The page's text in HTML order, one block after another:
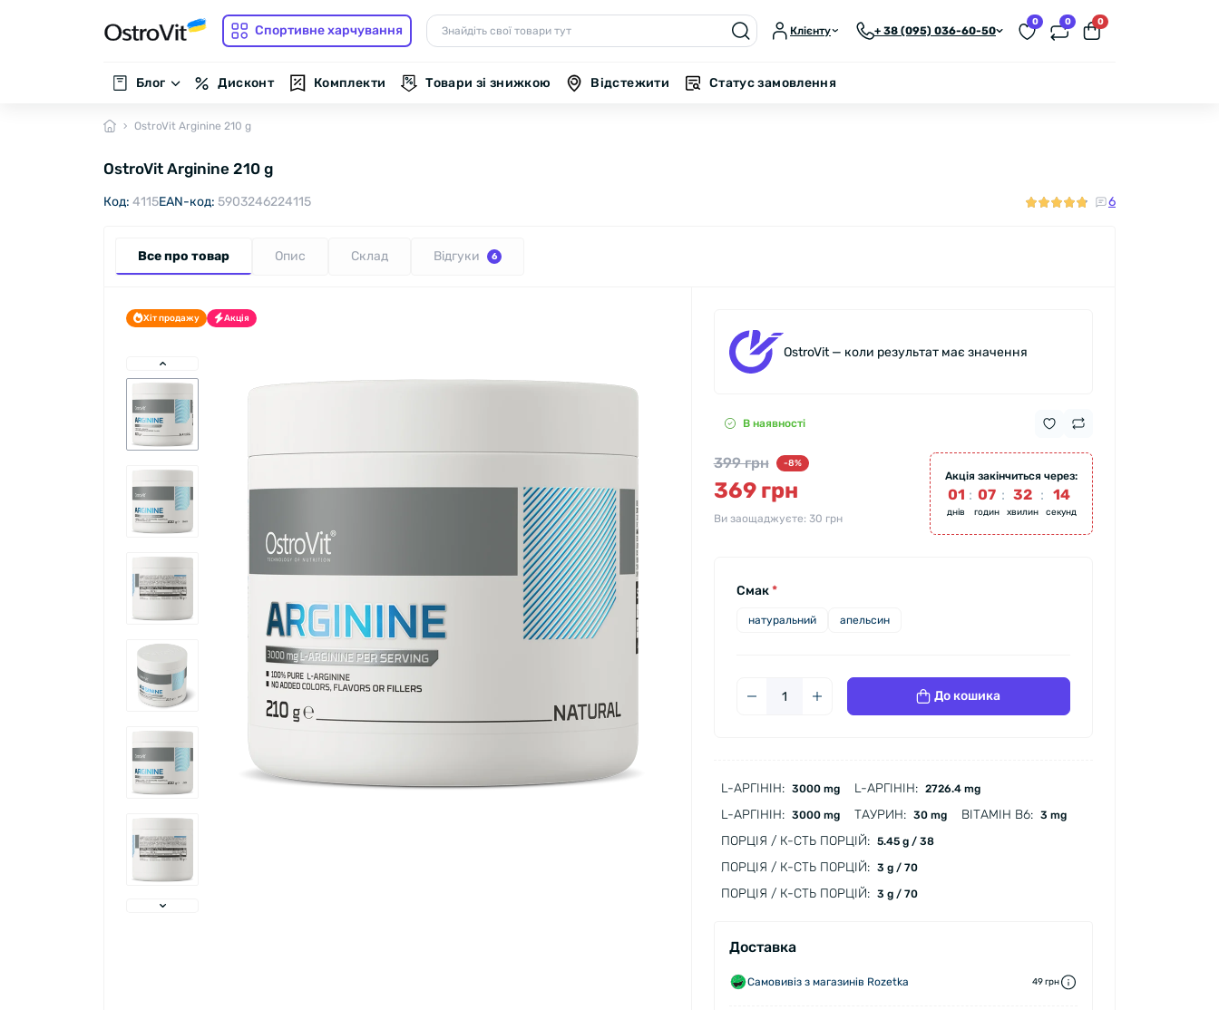
Спортивне харчування Клієнту + 38 (095) 036-60-50
0 0 0
Блог Дисконт Комплекти Товари зі знижкою Відстежити Статус замовлення
OstroVit Arginine 210 g
OstroVit Arginine 210 g
Код: 4115EAN-код: 5903246224115 6
Все про товар Опис Склад Відгуки 6
Хіт продажу Акція
OstroVit — коли результат має значення
В наявності
399 грн -8%
369 грн
Ви заощаджуєте: 30 грн
Акція закінчиться через:
01
днів
: 07
годин
: 32
хвилин
: 13
секунд
Смак*
натуральний апельсин
До кошика
L-АРГІНІН: 3000 mg L-АРГІНІН: 2726.4 mg
L-АРГІНІН: 3000 mg ТАУРИН: 30 mg ВІТАМІН B6: 3 mg
ПОРЦІЯ / К-СТЬ ПОРЦІЙ: 5.45 g / 38
ПОРЦІЯ / К-СТЬ ПОРЦІЙ: 3 g / 70
ПОРЦІЯ / К-СТЬ ПОРЦІЙ: 3 g / 70
Доставка
Самовивіз з магазинів Rozetka 49 грн